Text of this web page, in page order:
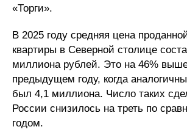
«Торги».
В 2025 году средняя цена
квартиры в Северной столице
миллиона рублей. Это на 46%
предыдущем году, когда
был 4,1 миллиона. Число таких
России снизилось на треть по
годом.